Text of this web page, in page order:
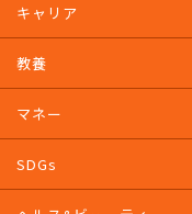
キャリア
教養
マネー
SDGs